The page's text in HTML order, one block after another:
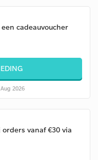
cadeauvoucher
2026
vanaf €30 via